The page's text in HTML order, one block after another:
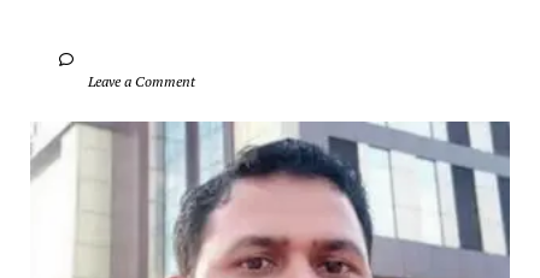
		Leave a Comment